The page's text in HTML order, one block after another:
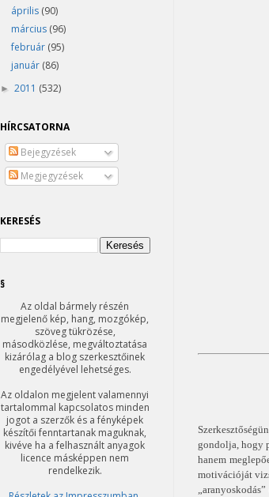
gondolja, hogy
hanem
motivációját
április (90)
március (96)
február (95)
január (86)
► 2011 (532)
HÍRCSATORNA
Bejegyzések
Megjegyzések
KERESÉS
§
Az oldal bármely részén
megjelenő kép, hang, mozgókép,
szöveg tükrözése,
másodközlése, megváltoztatása
kizárólag a blog szerkesztőinek
engedélyével lehetséges.
Az oldalon megjelent valamennyi
tartalommal kapcsolatos minden
jogot a szerzők és a fényképek
készítői fenntartanak maguknak,
kivéve ha a felhasznált anyagok
licence másképpen nem
rendelkezik.